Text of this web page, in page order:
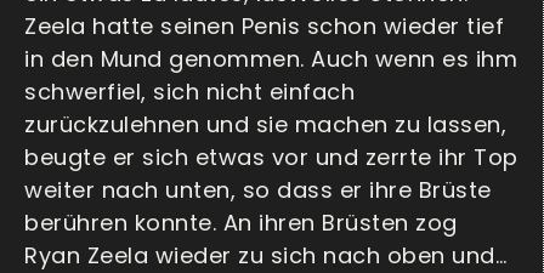
Zeela hatte seinen Penis schon wieder tief
in den Mund genommen. Auch wenn es ihm
schwerfiel, sich nicht einfach
zurückzulehnen und sie machen zu lassen,
beugte er sich etwas vor und zerrte ihr Top
weiter nach unten, so dass er ihre Brüste
berühren konnte. An ihren Brüsten zog
Ryan Zeela wieder zu sich nach oben und…